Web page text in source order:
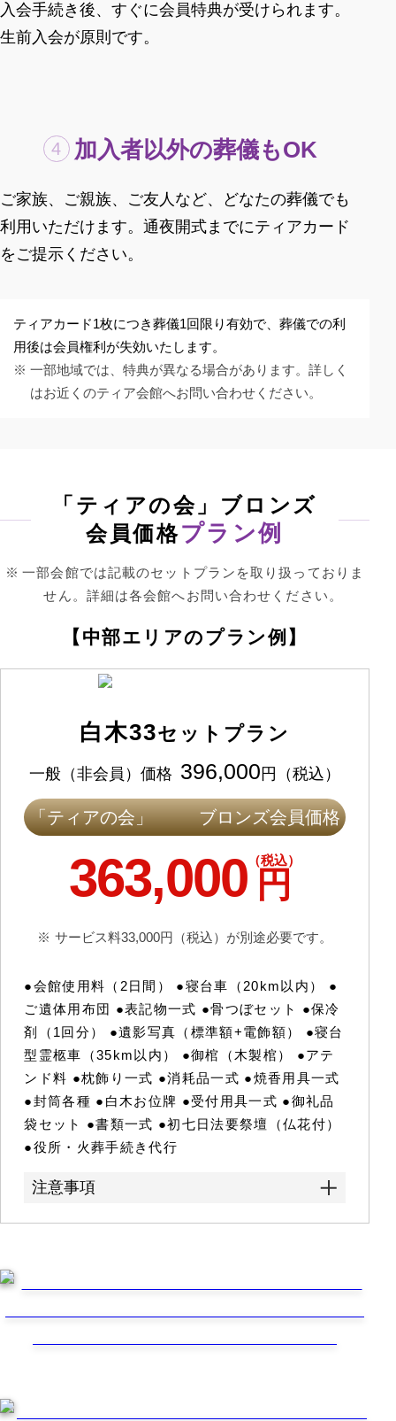
入会手続き後、すぐに会員特典が受けられます。
生前入会が原則です。
加入者以外の葬儀もOK
ご家族、ご親族、ご友人など、どなたの葬儀でも
利用いただけます。通夜開式までにティアカード
をご提示ください。
ティアカード1枚につき葬儀1回限り有効で、葬儀での利
用後は会員権利が失効いたします。
一部地域では、特典が異なる場合があります。詳しく
はお近くのティア会館へお問い合わせください。
「ティアの会」ブロンズ
会員価格プラン例
一部会館では記載のセットプランを取り扱っておりま
せん。詳細は各会館へお問い合わせください。
【中部エリアのプラン例】
白木33セットプラン
一般（非会員）価格 396,000 円 （税込）
「ティアの会」 ブロンズ会員価格
363,000 円
（税込）
サービス料33,000円（税込）が別途必要です。
●会館使用料（2日間） ●寝台車（20km以内） ●
ご遺体用布団 ●表記物一式 ●骨つぼセット ●保冷
剤（1回分） ●遺影写真（標準額+電飾額） ●寝台
型霊柩車（35km以内） ●御棺（木製棺） ●アテ
ンド料 ●枕飾り一式 ●消耗品一式 ●焼香用具一式
●封筒各種 ●白木お位牌 ●受付用具一式 ●御礼品
袋セット ●書類一式 ●初七日法要祭壇（仏花付）
●役所・火葬手続き代行
注意事項